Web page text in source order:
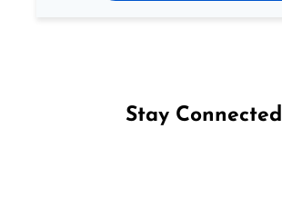
Stay Connected